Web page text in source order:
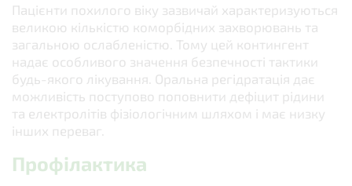
Пацієнти похилого віку зазвичай характеризуються
великою кількістю коморбідних захворювань та
загальною ослабленістю. Тому цей контингент
надає особливого значення безпечності тактики
будь-якого лікування. Оральна регідратація дає
можливість поступово поповнити дефіцит рідини
та електролітів фізіологічним шляхом і має низку
інших переваг.
Профілактика